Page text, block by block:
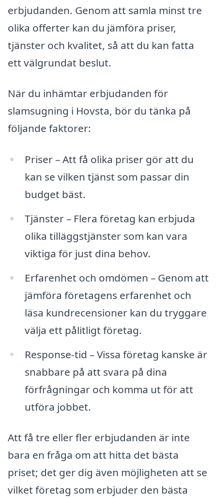
erbjudanden. Genom att samla minst tre
olika offerter kan du jämföra priser,
tjänster och kvalitet, så att du kan fatta
ett välgrundat beslut.
När du inhämtar erbjudanden för
slamsugning i Hovsta, bör du tänka på
följande faktorer:
Priser – Att få olika priser gör att du
kan se vilken tjänst som passar din
budget bäst.
Tjänster – Flera företag kan erbjuda
olika tilläggstjänster som kan vara
viktiga för just dina behov.
Erfarenhet och omdömen – Genom att
jämföra företagens erfarenhet och
läsa kundrecensioner kan du tryggare
välja ett pålitligt företag.
Response-tid – Vissa företag kanske är
snabbare på att svara på dina
förfrågningar och komma ut för att
utföra jobbet.
Att få tre eller fler erbjudanden är inte
bara en fråga om att hitta det bästa
priset; det ger dig även möjligheten att se
vilket företag som erbjuder den bästa